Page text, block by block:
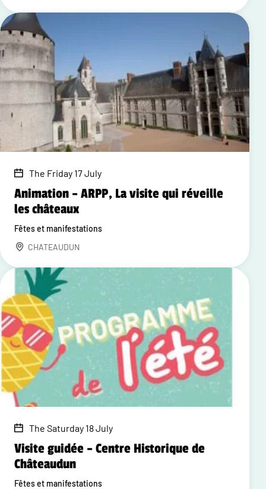
The Friday 17 July
Animation – ARPP, La visite qui réveille
les châteaux
Fêtes et manifestations
CHATEAUDUN
The Saturday 18 July
Visite guidée – Centre Historique de
Châteaudun
Fêtes et manifestations